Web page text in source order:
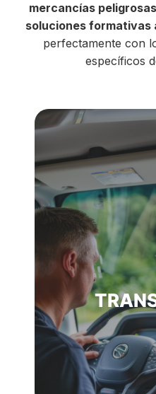
mercancías peligrosas
soluciones formativas
perfectamente con
específicos